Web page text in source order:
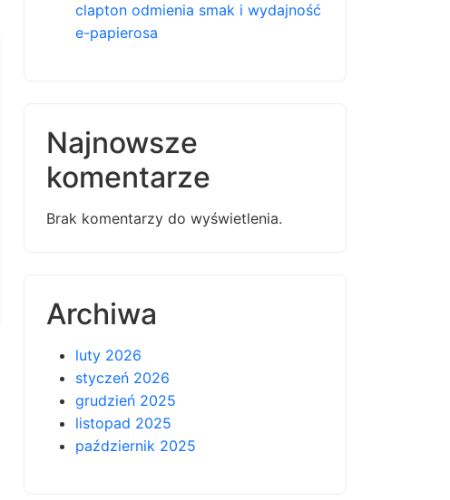
clapton odmienia smak i wydajność
e-papierosa
Najnowsze
komentarze
Brak komentarzy do wyświetlenia.
Archiwa
luty 2026
styczeń 2026
grudzień 2025
listopad 2025
październik 2025